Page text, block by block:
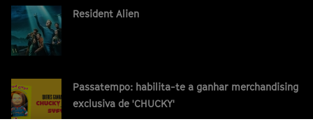
Resident Alien
Passatempo: habilita-te a ganhar merchandising
exclusiva de 'CHUCKY'